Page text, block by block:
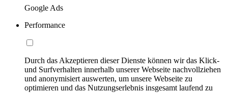
Google Ads
Performance
Durch das Akzeptieren dieser Dienste können wir das Klick-
und Surfverhalten innerhalb unserer Webseite nachvollziehen
und anonymisiert auswerten, um unsere Webseite zu
optimieren und das Nutzungserlebnis insgesamt laufend zu